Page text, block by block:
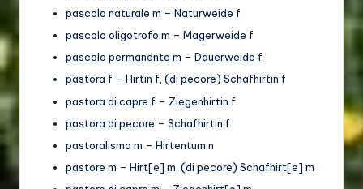
pascolo naturale m – Naturweide f
pascolo oligotrofo m – Magerweide f
pascolo permanente m – Dauerweide f
pastora f – Hirtin f, (di pecore) Schafhirtin f
pastora di capre f – Ziegenhirtin f
pastora di pecore – Schafhirtin f
pastoralismo m – Hirtentum n
pastore m – Hirt[e] m, (di pecore) Schafhirt[e] m